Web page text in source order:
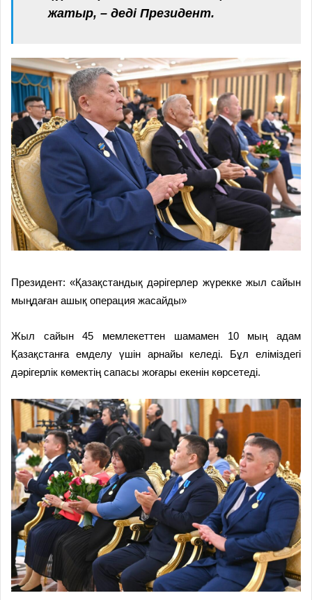
жатыр, – деді Президент.
Президент: «Қазақстандық дәрігерлер жүрекке жыл сайын
мыңдаған ашық операция жасайды»
Жыл сайын 45 мемлекеттен шамамен 10 мың адам
Қазақстанға емделу үшін арнайы келеді. Бұл еліміздегі
дәрігерлік көмектің сапасы жоғары екенін көрсетеді.